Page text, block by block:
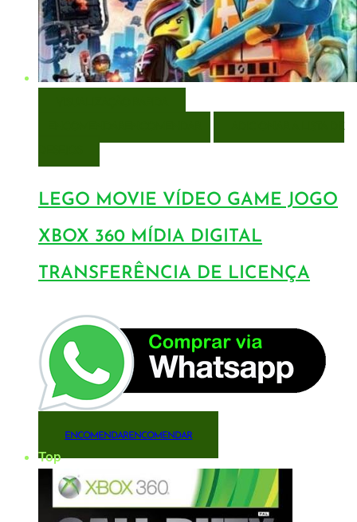
LEGO MOVIE VÍDEO GAME JOGO
XBOX 360 MÍDIA DIGITAL
TRANSFERÊNCIA DE LICENÇA
ENCOMENDARENCOMENDAR
Top